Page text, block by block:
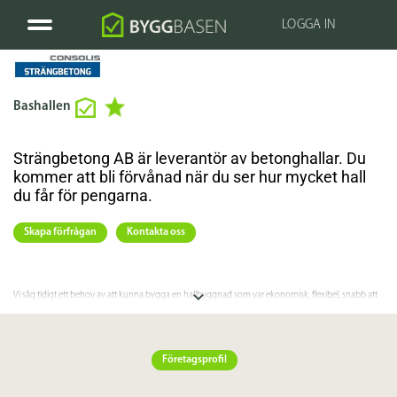
LOGGA IN
Bashallen
Strängbetong AB är leverantör av betonghallar. Du
kommer att bli förvånad när du ser hur mycket hall
du får för pengarna.
Skapa förfrågan Kontakta oss
Vi såg tidigt ett behov av att kunna bygga en hallbyggnad som var ekonomisk, flexibel, snabb att
1990 introducerade vi Bashallen och sedan dess har vi byggt fler än 300 Bashallar över hela landet.
Och även om den är baserad på ett modulsystem finns det stora variationsmöjligheter.
Företagsprofil